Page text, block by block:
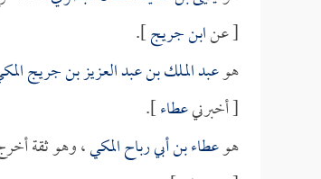
[ عنابن جريج].
هوعبد الملك بن عبد العزيز بن جريج
[ أخبرنيعطاء].
هوعطاء بن أبي رباح المكي، وهو ثقة